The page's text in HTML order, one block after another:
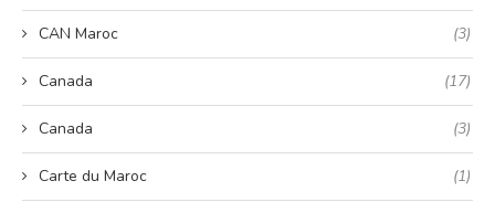
CAN Maroc (3)
Canada (17)
Canada (3)
Carte du Maroc (1)